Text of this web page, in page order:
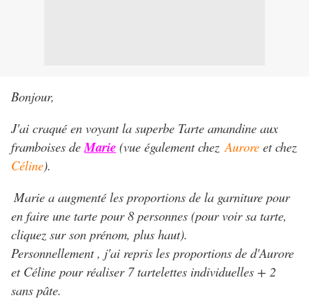
Bonjour,
J'ai craqué en voyant la superbe Tarte amandine aux
framboises deMarie (vue également chez Aurore et chez
Céline).
Marie a augmenté les proportions de la garniture pour
en faire une tarte pour 8 personnes (pour voir sa tarte,
cliquez sur son prénom, plus haut).
Personnellement , j'ai repris les proportions de d'Aurore
et Céline pour réaliser 7 tartelettes individuelles + 2
sans pâte.